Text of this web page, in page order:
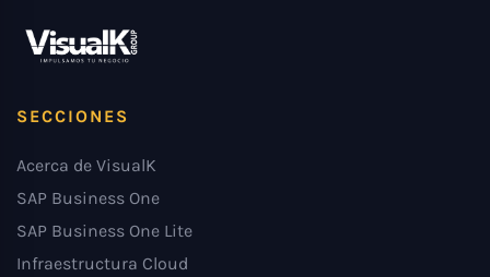
SECCIONES
Acerca de VisualK
SAP Business One
SAP Business One Lite
Infraestructura Cloud